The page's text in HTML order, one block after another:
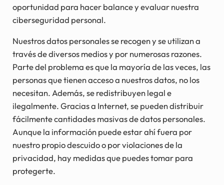
oportunidad para hacer balance y evaluar nuestra
ciberseguridad personal.
Nuestros datos personales se recogen y se utilizan a
través de diversos medios y por numerosas razones.
Parte del problema es que la mayoría de las veces, las
personas que tienen acceso a nuestros datos, no los
necesitan. Además, se redistribuyen legal e
ilegalmente. Gracias a Internet, se pueden distribuir
fácilmente cantidades masivas de datos personales.
Aunque la información puede estar ahí fuera por
nuestro propio descuido o por violaciones de la
privacidad, hay medidas que puedes tomar para
protegerte.